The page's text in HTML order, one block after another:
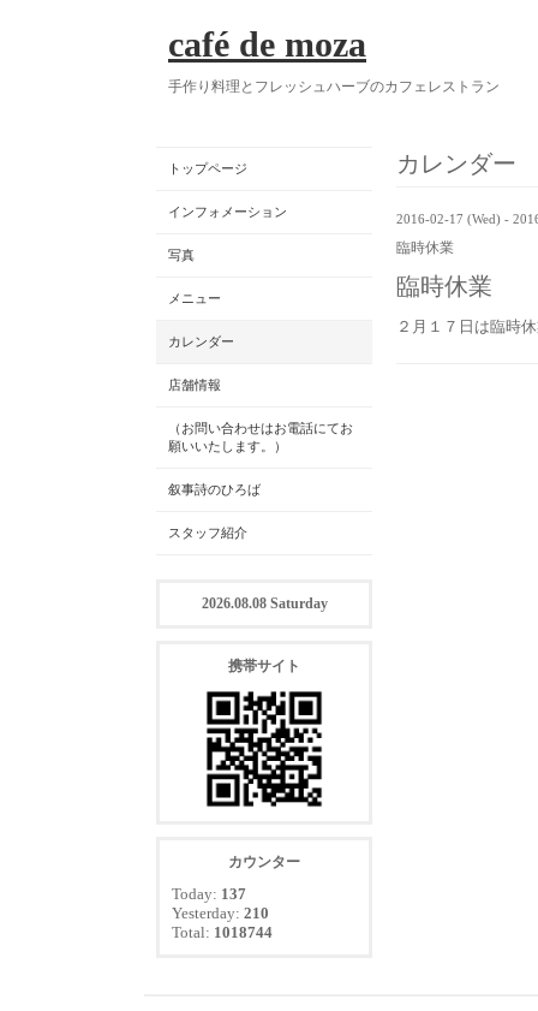
café de moza
手作り料理とフレッシュハーブのカフェレストラン
カレンダー
2016-02-17 (Wed) -
臨時休業
臨時休業
２月１７日は臨時
トップページ
インフォメーション
写真
メニュー
カレンダー
店舗情報
（お問い合わせはお電話にてお
願いいたします。）
叙事詩のひろば
スタッフ紹介
2026.08.08 Saturday
携帯サイト
カウンター
Today: 137
Yesterday: 210
Total: 1018744